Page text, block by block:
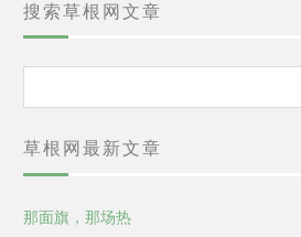
搜索草根网文章
索
草根网最新文章
那面旗，那场热